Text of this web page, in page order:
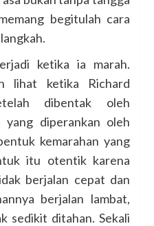
begitulah cara
ketika ia marah.
lihat ketika Richard
dibentak oleh
yang diperankan oleh
kemarahan yang
itu otentik karena
berjalan cepat dan
berjalan lambat,
sedikit ditahan. Sekali